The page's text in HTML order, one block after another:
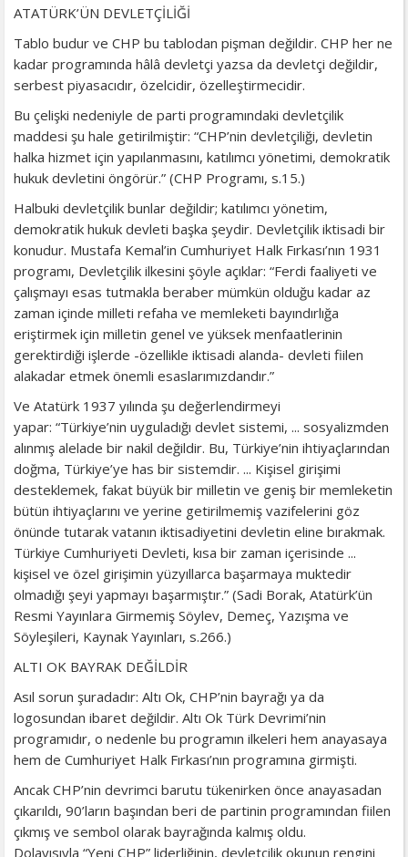
ATATÜRK’ÜN DEVLETÇİLİĞİ
Tablo budur ve CHP bu tablodan pişman değildir. CHP her ne
kadar programında hâlâ devletçi yazsa da devletçi değildir,
serbest piyasacıdır, özelcidir, özelleştirmecidir.
Bu çelişki nedeniyle de parti programındaki devletçilik
maddesi şu hale getirilmiştir: “CHP’nin devletçiliği, devletin
halka hizmet için yapılanmasını, katılımcı yönetimi, demokratik
hukuk devletini öngörür.” (CHP Programı, s.15.)
Halbuki devletçilik bunlar değildir; katılımcı yönetim,
demokratik hukuk devleti başka şeydir. Devletçilik iktisadi bir
konudur. Mustafa Kemal’in Cumhuriyet Halk Fırkası’nın 1931
programı, Devletçilik ilkesini şöyle açıklar: “Ferdi faaliyeti ve
çalışmayı esas tutmakla beraber mümkün olduğu kadar az
zaman içinde milleti refaha ve memleketi bayındırlığa
eriştirmek için milletin genel ve yüksek menfaatlerinin
gerektirdiği işlerde -özellikle iktisadi alanda- devleti fiilen
alakadar etmek önemli esaslarımızdandır.”
Ve Atatürk 1937 yılında şu değerlendirmeyi
yapar: “Türkiye’nin uyguladığı devlet sistemi, ... sosyalizmden
alınmış alelade bir nakil değildir. Bu, Türkiye’nin ihtiyaçlarından
doğma, Türkiye’ye has bir sistemdir. ... Kişisel girişimi
desteklemek, fakat büyük bir milletin ve geniş bir memleketin
bütün ihtiyaçlarını ve yerine getirilmemiş vazifelerini göz
önünde tutarak vatanın iktisadiyetini devletin eline bırakmak.
Türkiye Cumhuriyeti Devleti, kısa bir zaman içerisinde ...
kişisel ve özel girişimin yüzyıllarca başarmaya muktedir
olmadığı şeyi yapmayı başarmıştır.” (Sadi Borak, Atatürk’ün
Resmi Yayınlara Girmemiş Söylev, Demeç, Yazışma ve
Söyleşileri, Kaynak Yayınları, s.266.)
ALTI OK BAYRAK DEĞİLDİR
Asıl sorun şuradadır: Altı Ok, CHP’nin bayrağı ya da
logosundan ibaret değildir. Altı Ok Türk Devrimi’nin
programıdır, o nedenle bu programın ilkeleri hem anayasaya
hem de Cumhuriyet Halk Fırkası’nın programına girmişti.
Ancak CHP’nin devrimci barutu tükenirken önce anayasadan
çıkarıldı, 90’ların başından beri de partinin programından fiilen
çıkmış ve sembol olarak bayrağında kalmış oldu.
Dolayısıyla “Yeni CHP” liderliğinin, devletçilik okunun rengini